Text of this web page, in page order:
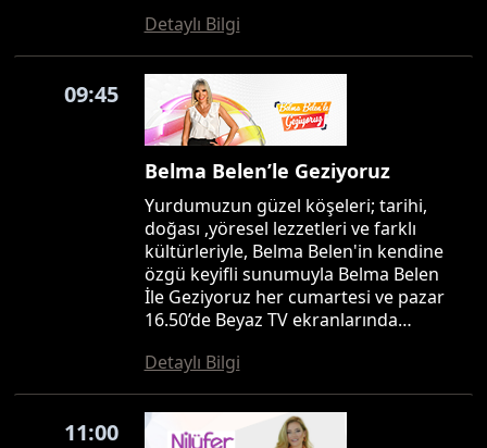
Detaylı Bilgi
09:45
Belma Belen’le Geziyoruz
Yurdumuzun güzel köşeleri; tarihi,
doğası ,yöresel lezzetleri ve farklı
kültürleriyle, Belma Belen'in kendine
özgü keyifli sunumuyla Belma Belen
İle Geziyoruz her cumartesi ve pazar
16.50’de Beyaz TV ekranlarında…
Detaylı Bilgi
11:00